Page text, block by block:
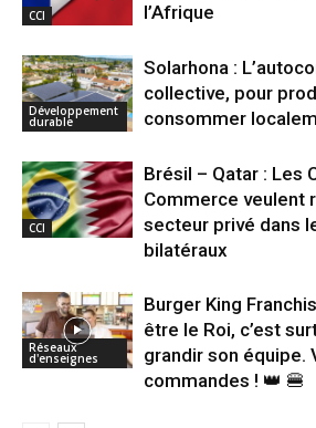
CCI
l’Afrique
Développement
durable
Solarhona :
collective, pour
consommer
CCI
Brésil – Qatar : Les
Commerce veulent
secteur privé dans
bilatéraux
Réseaux
d'enseignes
Burger King
être le Roi, c’est
grandir son équipe.
commandes ! 👑 🍔